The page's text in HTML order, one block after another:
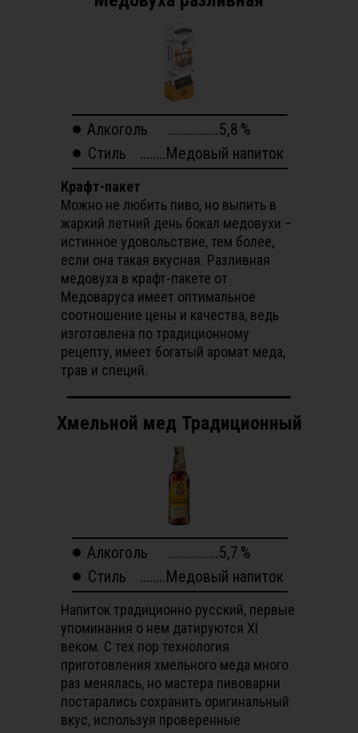
Стиль ........Медовый напиток
Алкоголь
Крафт-пакет
Можно не любить пиво, но выпить в
жаркий летний день бокал медовухи –
истинное удовольствие, тем более,
если она такая вкусная. Разливная
медовуха в крафт-пакете от
Медоваруса имеет оптимальное
соотношение цены и качества, ведь
изготовлена по традиционному
рецепту, имеет богатый аромат меда,
трав и специй.
%
................5,8
Стиль ........Медовый напиток
Хмельной мед Традиционный
Алкоголь
Напиток традиционно русский, первые
упоминания о нем датируются XI
веком. С тех пор технология
приготовления хмельного меда много
раз менялась, но мастера пивоварни
постарались сохранить оригинальный
вкус, используя проверенные
%
................5,7